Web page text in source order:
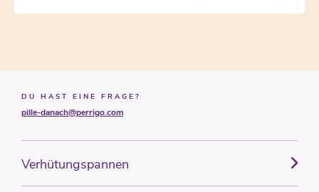
DU HAST EINE FRAGE?
pille-danach@perrigo.com
Verhütungspannen